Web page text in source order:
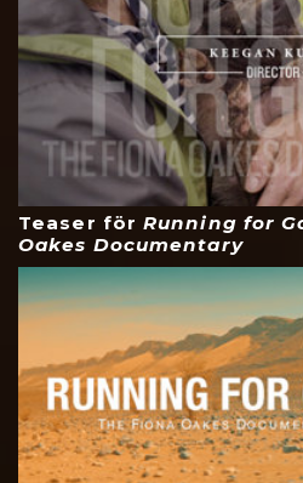
Teaser förRunning for
Oakes Documentary